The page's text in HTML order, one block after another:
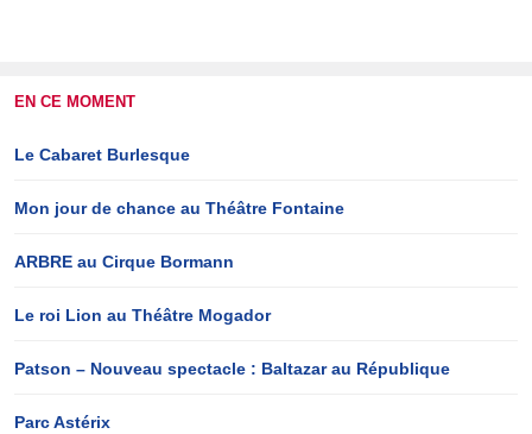
EN CE MOMENT
Le Cabaret Burlesque
Mon jour de chance au Théâtre Fontaine
ARBRE au Cirque Bormann
Le roi Lion au Théâtre Mogador
Patson – Nouveau spectacle : Baltazar au République
Parc Astérix